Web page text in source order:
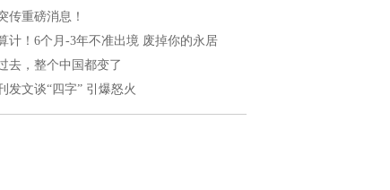
传重磅消息！
计！6个月-3年不准出境 废掉你的永居
去，整个中国都变了
发文谈“四字” 引爆怒火